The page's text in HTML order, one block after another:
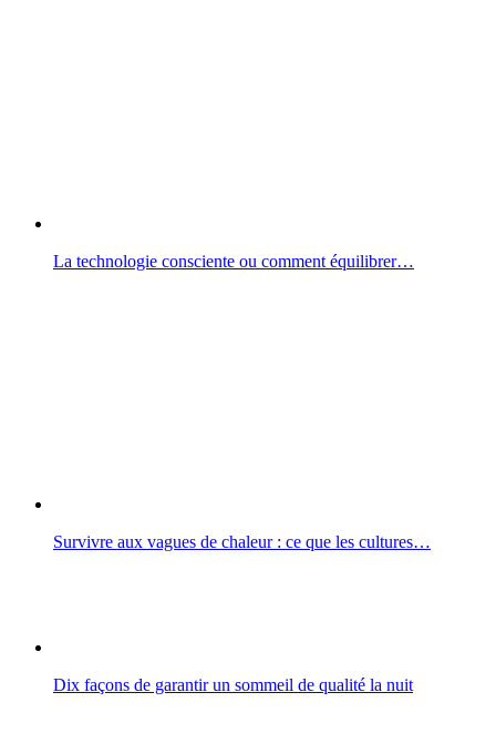
La technologie consciente ou comment équilibrer…
Survivre aux vagues de chaleur : ce que les cultures…
Dix façons de garantir un sommeil de qualité la nuit